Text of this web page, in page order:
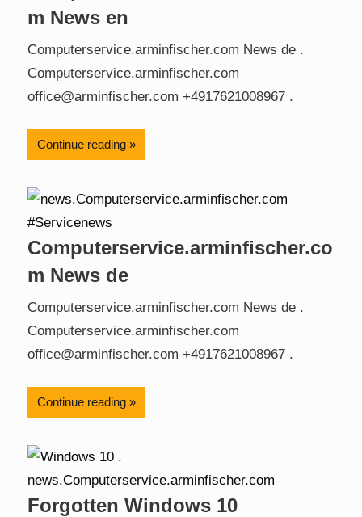
m News en
Computerservice.arminfischer.com News de .
Computerservice.arminfischer.com
office@arminfischer.com +4917621008967 .
Continue reading
Computerservice.arminfischer.co
m News de
Computerservice.arminfischer.com News de .
Computerservice.arminfischer.com
office@arminfischer.com +4917621008967 .
Continue reading
Forgotten Windows 10